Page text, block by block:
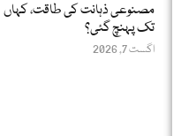
مصنوعی ذہانت کی طاقت، کہاں
تک پہنچ گئی؟
اگست 7, 2026